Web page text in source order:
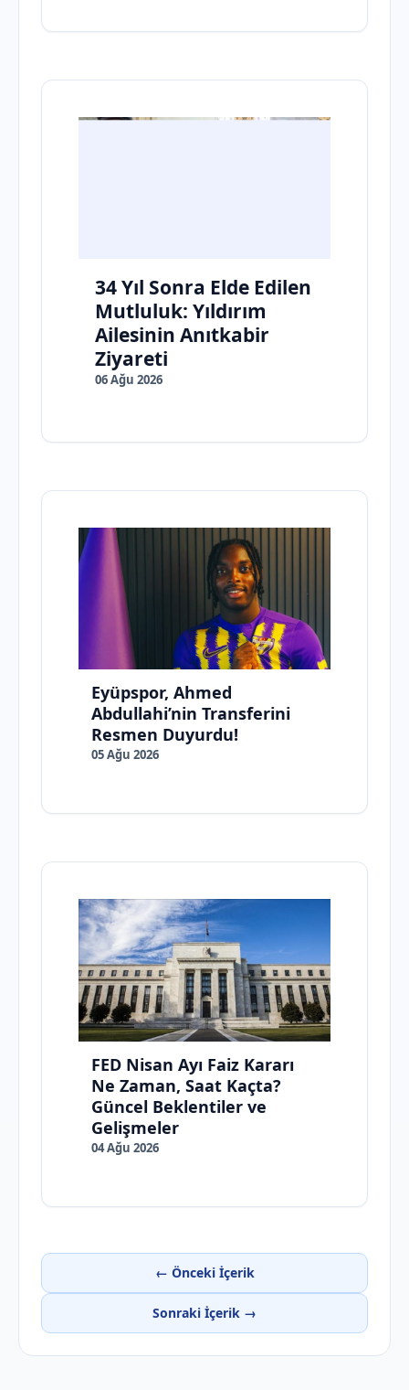
34 Yıl Sonra Elde Edilen
Mutluluk: Yıldırım
Ailesinin Anıtkabir
Ziyareti
06 Ağu 2026
Eyüpspor, Ahmed
Abdullahi’nin Transferini
Resmen Duyurdu!
05 Ağu 2026
FED Nisan Ayı Faiz Kararı
Ne Zaman, Saat Kaçta?
Güncel Beklentiler ve
Gelişmeler
04 Ağu 2026
← Önceki İçerik
Sonraki İçerik →